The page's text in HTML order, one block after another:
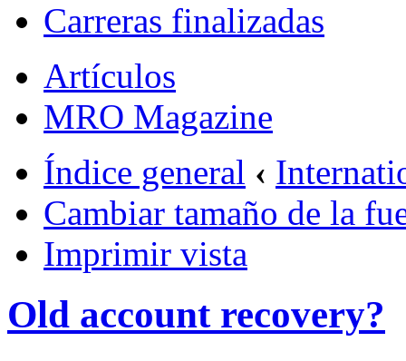
Carreras finalizadas
Artículos
MRO Magazine
Índice general ‹
Cambiar tamaño de la
Imprimir vista
Old account recovery?